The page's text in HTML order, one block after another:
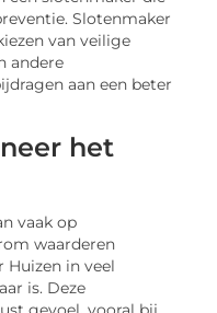
Slotenmaker
van veilige
andere
aan een beter
het
vaak op
waarderen
Huizen in veel
is. Deze